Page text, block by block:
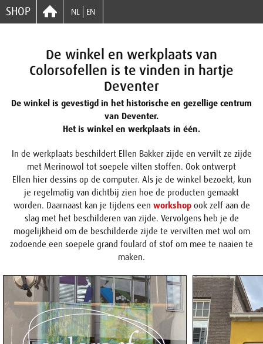
SHOP NL EN
De winkel en werkplaats van
Colorsofellen is te vinden in hartje
Deventer
De winkel is gevestigd in het historische en gezellige centrum
van Deventer.
Het is winkel en werkplaats in één.
In de werkplaats beschildert Ellen Bakker zijde en vervilt ze zijde
met Merinowol tot soepele vilten stoffen. Ook ontwerpt
Ellen hier dessins op de computer. Als je de winkel bezoekt, kun
je regelmatig van dichtbij zien hoe de producten gemaakt
worden. Daarnaast kan je tijdens een workshopook zelf aan de
slag met het beschilderen van zijde. Vervolgens heb je de
mogelijkheid om de beschilderde zijde te vervilten met wol om
zodoende een soepele grand foulard of stof om mee te naaien te
maken.